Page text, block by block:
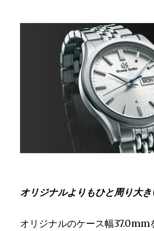
オリジナルよりもひと周り大
オリジナルのケース幅